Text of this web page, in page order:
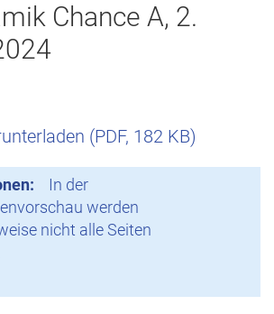
Chance A, 2.
(PDF, 182 KB)
In der
werden
nicht alle Seiten